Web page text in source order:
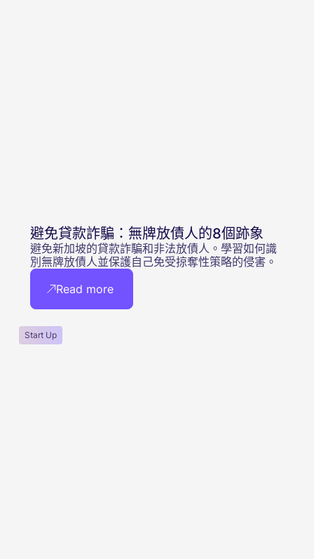
避免貸款詐騙：無牌放債人的8個跡象
避免新加坡的貸款詐騙和非法放債人。學習如何識
別無牌放債人並保護自己免受掠奪性策略的侵害。
Read more
Start Up